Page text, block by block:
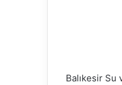
Balıkesir Su